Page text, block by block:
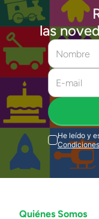
las
He leído y
Condiciones
Quiénes Somos